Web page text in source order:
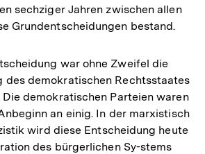
sechziger Jahren zwischen allen
Grundentscheidungen bestand.
war ohne Zweifel die
des demokratischen Rechtsstaates
demokratischen Parteien waren
an einig. In der marxistisch
wird diese Entscheidung heute
des bürgerlichen Sy-stems